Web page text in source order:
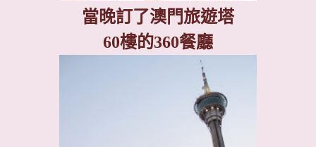
當晚訂了澳門旅遊塔
60樓的360餐廳